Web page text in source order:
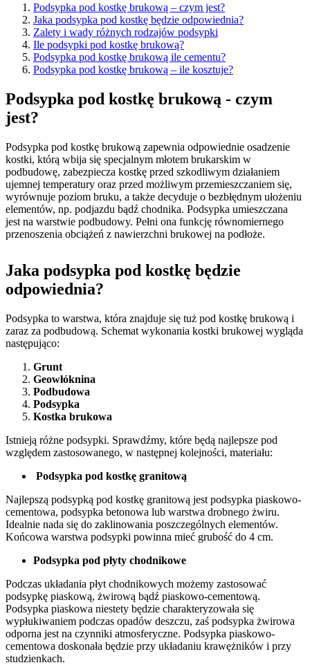
Podsypka pod kostkę brukową – czym jest?
Jaka podsypka pod kostkę będzie odpowiednia?
Zalety i wady różnych rodzajów podsypki
Ile podsypki pod kostkę brukową?
Podsypka pod kostkę brukową ile cementu?
Podsypka pod kostkę brukową – ile kosztuje?
Podsypka pod kostkę brukową - czym
jest?
Podsypka pod kostkę brukową zapewnia odpowiednie osadzenie
kostki, którą wbija się specjalnym młotem brukarskim w
podbudowę, zabezpiecza kostkę przed szkodliwym działaniem
ujemnej temperatury oraz przed możliwym przemieszczaniem się,
wyrównuje poziom bruku, a także decyduje o bezbłędnym ułożeniu
elementów, np. podjazdu bądź chodnika. Podsypka umieszczana
jest na warstwie podbudowy. Pełni ona funkcję równomiernego
przenoszenia obciążeń z nawierzchni brukowej na podłoże.
Jaka podsypka pod kostkę będzie
odpowiednia?
Podsypka to warstwa, która znajduje się tuż pod kostkę brukową i
zaraz za podbudową. Schemat wykonania kostki brukowej wygląda
następująco:
Grunt
Geowłóknina
Podbudowa
Podsypka
Kostka brukowa
Istnieją różne podsypki. Sprawdźmy, które będą najlepsze pod
względem zastosowanego, w następnej kolejności, materiału:
Podsypka pod kostkę granitową
Najlepszą podsypką pod kostkę granitową jest podsypka piaskowo-
cementowa, podsypka betonowa lub warstwa drobnego żwiru.
Idealnie nada się do zaklinowania poszczególnych elementów.
Końcowa warstwa podsypki powinna mieć grubość do 4 cm.
Podsypka pod płyty chodnikowe
Podczas układania płyt chodnikowych możemy zastosować
podsypkę piaskową, żwirową bądź piaskowo-cementową.
Podsypka piaskowa niestety będzie charakteryzowała się
wypłukiwaniem podczas opadów deszczu, zaś podsypka żwirowa
odporna jest na czynniki atmosferyczne. Podsypka piaskowo-
cementowa doskonała będzie przy układaniu krawężników i przy
studzienkach.